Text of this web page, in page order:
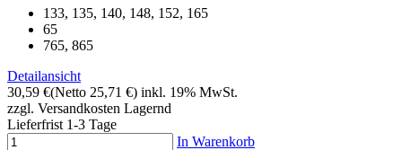
133, 135, 140, 148, 152, 165
65
765, 865
Detailansicht
30,59 €(Netto 25,71 €) inkl. 19% MwSt.
zzgl. Versandkosten Lagernd
Lieferfrist 1-3 Tage
In Warenkorb